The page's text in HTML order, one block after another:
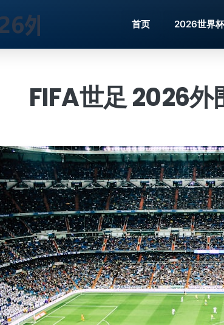
首页 2026世界
FIFA世足 2026外